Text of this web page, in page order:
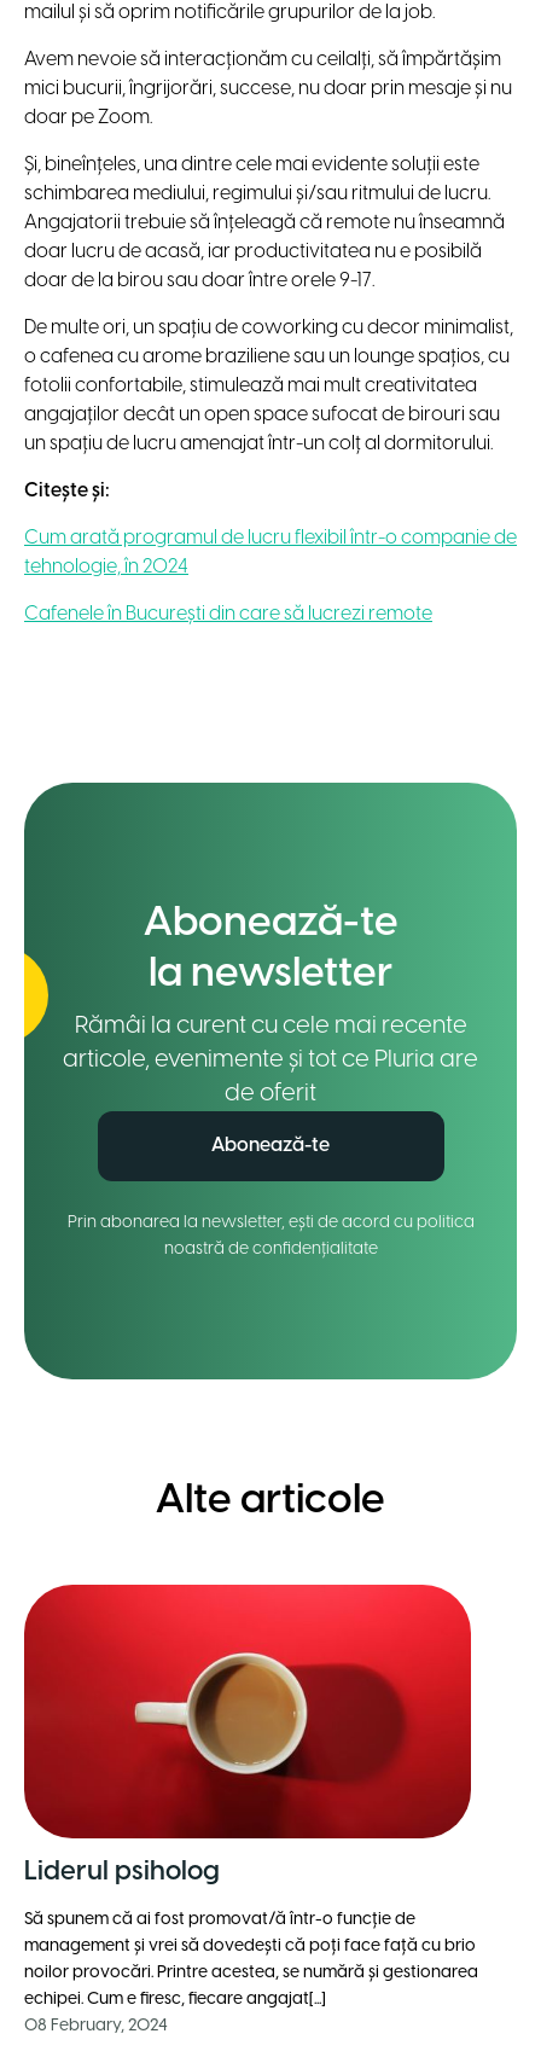
mailul și să oprim notificările grupurilor de la job.
Avem nevoie să interacționăm cu ceilalți, să împărtășim
mici bucurii, îngrijorări, succese, nu doar prin mesaje și nu
doar pe Zoom.
Și, bineînțeles, una dintre cele mai evidente soluții este
schimbarea mediului, regimului și/sau ritmului de lucru.
Angajatorii trebuie să înțeleagă că remote nu înseamnă
doar lucru de acasă, iar productivitatea nu e posibilă
doar de la birou sau doar între orele 9-17.
De multe ori, un spațiu de coworking cu decor minimalist,
o cafenea cu arome braziliene sau un lounge spațios, cu
fotolii confortabile, stimulează mai mult creativitatea
angajaților decât un open space sufocat de birouri sau
un spațiu de lucru amenajat într-un colț al dormitorului.
Citește și:
Cum arată programul de lucru flexibil într-o companie de
tehnologie, în 2024
Cafenele în București din care să lucrezi remote
Abonează-te
la newsletter
Rămâi la curent cu cele mai recente
articole, evenimente și tot ce Pluria are
de oferit
Abonează-te
Prin abonarea la newsletter, ești de acord cu politica
noastră de confidențialitate
Alte articole
Liderul psiholog
Să spunem că ai fost promovat/ă într-o funcție de
management și vrei să dovedești că poți face față cu brio
noilor provocări. Printre acestea, se numără și gestionarea
echipei. Cum e firesc, fiecare angajat[...]
08 February, 2024